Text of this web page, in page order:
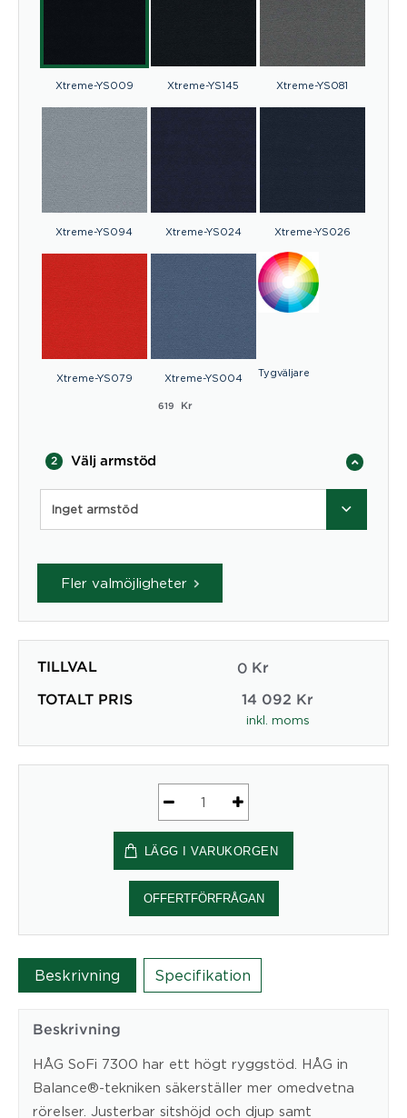
Xtreme-YS009 Xtreme-YS145 Xtreme-YS081
Xtreme-YS094 Xtreme-YS024 Xtreme-YS026
Xtreme-YS079 Xtreme-YS004
619 Kr
Tygväljare
2 Välj armstöd
Inget armstöd
Fler valmöjligheter
TILLVAL 0 Kr
TOTALT PRIS 14 092 Kr
inkl. moms
Ergonomisk
Kontorsstol
HÅG
SoFi
7300
mängd
LÄGG I VARUKORGEN
OFFERTFÖRFRÅGAN
Beskrivning Specifikation
Beskrivning
HÅG SoFi 7300 har ett högt ryggstöd. HÅG in
Balance®-tekniken säkerställer mer omedvetna
rörelser. Justerbar sitshöjd och djup samt